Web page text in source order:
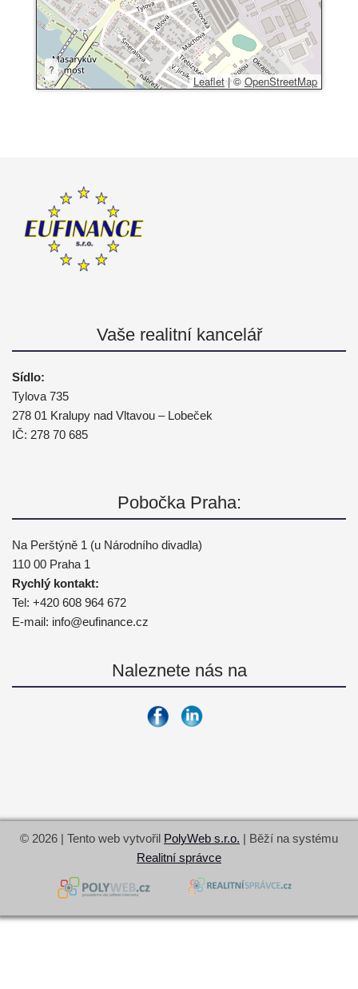
?
Leaflet |© OpenStreetMap
Vaše realitní kancelář
Sídlo:
Tylova 735
278 01 Kralupy nad Vltavou – Lobeček
IČ: 278 70 685
Pobočka Praha:
Na Perštýně 1 (u Národního divadla)
110 00 Praha 1
Rychlý kontakt:
Tel: +420 608 964 672
E-mail: info@eufinance.cz
Naleznete nás na
© 2026 | Tento web vytvořil PolyWeb s.r.o. | Běží na systému
Realitní správce